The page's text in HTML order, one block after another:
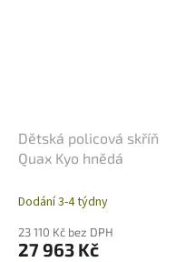
Dětská policová skříň
Quax Kyo hnědá
Dodání 3-4 týdny
23 110 Kč bez DPH
27 963 Kč